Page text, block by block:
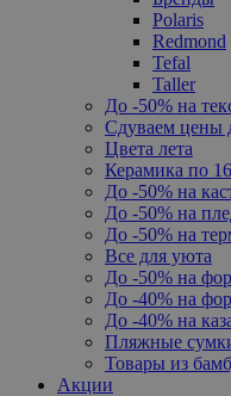
Polaris
Redmond
Tefal
Taller
До -50% на
Сдуваем цены
Цвета лета
Керамика по
До -50% на
До -50% на
До -50% на
Все для уюта
До -50% на
До -40% на
До -40% на
Пляжные
Товары из
Акции